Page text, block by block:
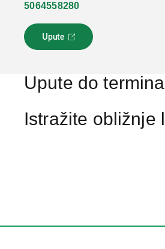
5064558280
Upute
L
i
s
o
t
Upute do
Istražite obližnje